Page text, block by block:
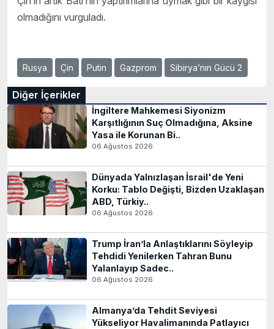
olmadığını vurguladı.
Rusya Çin Putin Gazprom Sibirya’nın Gücü 2
Diğer İçerikler
İngiltere Mahkemesi Siyonizm
Karşıtlığının Suç Olmadığına, Aksine
Yasa ile Korunan Bi..
06 Ağustos 2026
Dünyada Yalnızlaşan İsrail'de Yeni
Korku: Tablo Değişti, Bizden Uzaklaşan
ABD, Türkiy..
06 Ağustos 2026
Trump İran’la Anlaştıklarını Söyleyip
Tehdidi Yenilerken Tahran Bunu
Yalanlayıp Sadec..
06 Ağustos 2026
Almanya’da Tehdit Seviyesi
Yükseliyor Havalimanında Patlayıcı